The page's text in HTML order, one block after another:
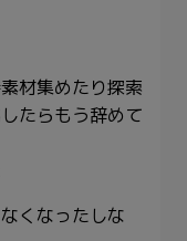
材集めたり探索
たらもう辞めて
くなったしな